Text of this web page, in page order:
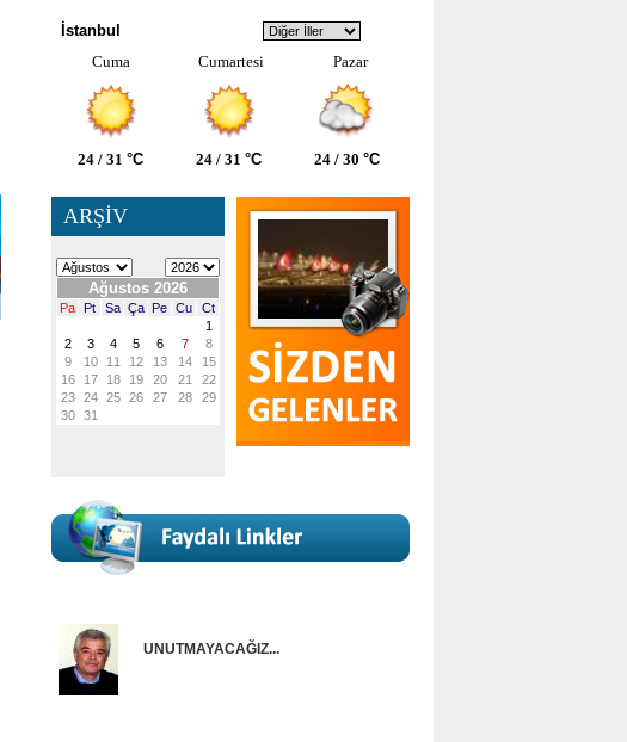
İstanbul
Cuma
Cumartesi Pazar
24 / 31 °C 24 / 31 °C 24 / 30 °C
ARŞİV
UNUTMAYACAĞIZ...